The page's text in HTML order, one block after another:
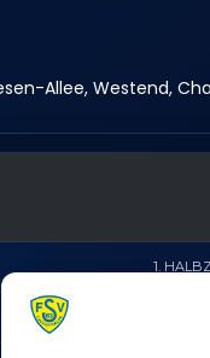
Allee, Westend,
1.